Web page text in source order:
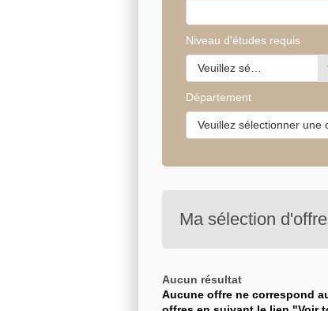
Niveau d'études requis
Veuillez sélectionner une
Département
Veuillez sélectionner une
Ma sélection
Aucun résultat
Aucune offre ne correspond